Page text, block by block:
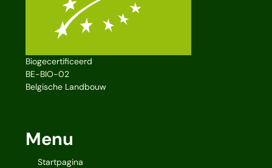
Menu
Startpagina
Biogecertificeerd
BE-BIO-02
Belgische Landbouw